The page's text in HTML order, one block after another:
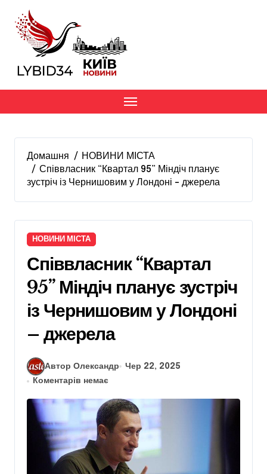
вмісту
Домашня
НОВИНИ МІСТА
Співвласник “Квартал 95” Міндіч планує
зустріч із Чернишовим у Лондоні – джерела
НОВИНИ МІСТА
Співвласник “Квартал
95” Міндіч планує зустріч
із Чернишовим у Лондоні
– джерела
Автор Олександр
Чер 22, 2025
Коментарів немає